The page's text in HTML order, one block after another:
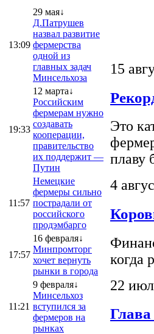
13:09
29 мая↓
Д.Патрушев
назвал развитие
фермерства
одной из
главных задач
Минсельхоза
19:33
12 марта↓
Российским
фермерам нужно
создавать
кооперации,
правительство
их поддержит —
Путин
11:57
Немецкие
фермеры сильно
пострадали от
российского
продэмбарго
17:57
16 февраля↓
Минпромторг
хочет вернуть
рынки в города
11:21
9 февраля↓
Минсельхоз
вступился за
фермеров на
рынках
15
Это
плаву
4
когда
22